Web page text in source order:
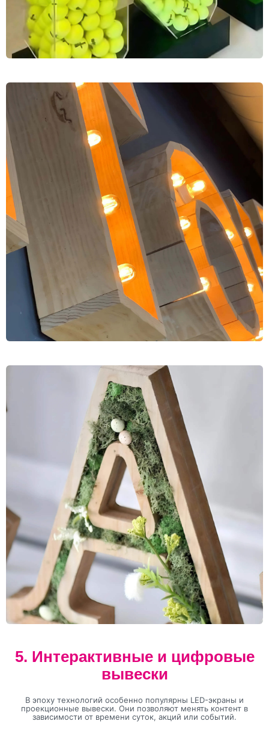
5. Интерактивные и цифровые
вывески
В эпоху технологий особенно популярны LED-экраны и
проекционные вывески. Они позволяют менять контент в
зависимости от времени суток, акций или событий.